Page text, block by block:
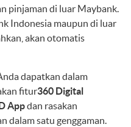
pinjaman di luar Maybank.
Indonesia maupun di luar
akan otomatis
dapatkan dalam
fitur360 Digital
Appdan rasakan
dalam satu genggaman.